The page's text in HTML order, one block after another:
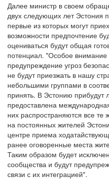
Далее министр в своем
двух следующих лет Эстония
первые из которых могут
возможности предпочтение
оцениваться будут общая
потенциал. "Особое
предупреждение угроз
не будут приезжать в нашу
небольшими группами в
принять. В Эстонию прибудут
предоставлена
них распространяются все те
на постоянных жителей
центре приема
ранее оговоренные места
Таким образом будет
сообщества и будут
связи с их интеграцией".